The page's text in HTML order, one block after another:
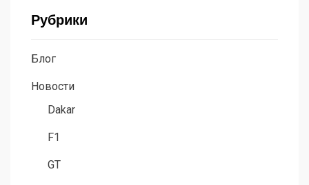
Рубрики
Блог
Новости
Dakar
F1
GT